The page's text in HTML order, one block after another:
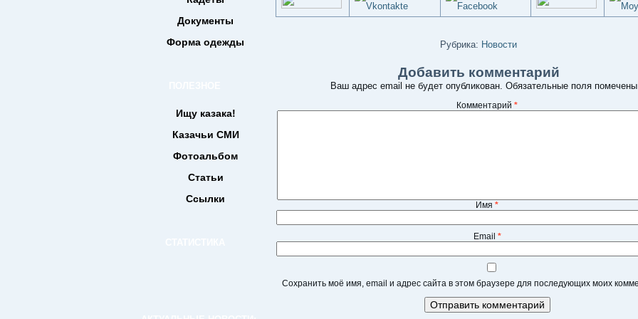
Документы
Форма одежды
Ищу казака!
Казачьи СМИ
Фотоальбом
Статьи
Ссылки
Рубрика: Новости
Добавить комментарий
Ваш адрес email не будет опубликован. Обязательные поля помечены
Комментарий *
Имя *
Email *
Сохранить моё имя, email и адрес сайта в этом браузере для последующих моих